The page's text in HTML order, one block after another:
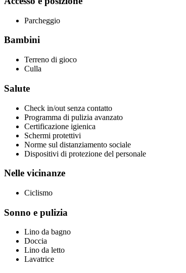
Parcheggio
Bambini
Terreno di gioco
Culla
Salute
Check in/out senza contatto
Programma di pulizia avanzato
Certificazione igienica
Schermi protettivi
Norme sul distanziamento sociale
Dispositivi di protezione del personale
Nelle vicinanze
Ciclismo
Sonno e pulizia
Lino da bagno
Doccia
Lino da letto
Lavatrice